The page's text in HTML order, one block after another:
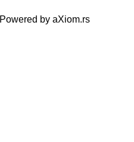
Powered by aXiom.rs